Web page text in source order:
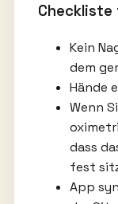
Kein
dem
Hände
Wenn
dass
fest
App